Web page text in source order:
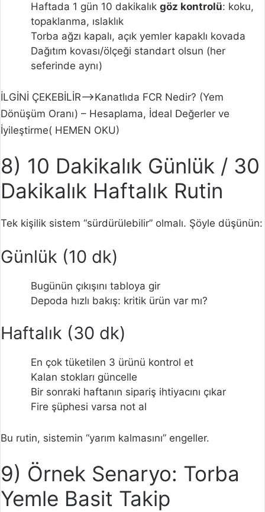
Haftada 1 gün 10 dakikalık göz kontrolü: koku,
topaklanma, ıslaklık
Torba ağzı kapalı, açık yemler kapaklı kovada
Dağıtım kovası/ölçeği standart olsun (her
seferinde aynı)
İLGİNİ ÇEKEBİLİR–>Kanatlıda FCR Nedir? (Yem
Dönüşüm Oranı) – Hesaplama, İdeal Değerler ve
İyileştirme( HEMEN OKU)
8) 10 Dakikalık Günlük / 30
Dakikalık Haftalık Rutin
Tek kişilik sistem “sürdürülebilir” olmalı. Şöyle düşünün:
Günlük (10 dk)
Bugünün çıkışını tabloya gir
Depoda hızlı bakış: kritik ürün var mı?
Haftalık (30 dk)
En çok tüketilen 3 ürünü kontrol et
Kalan stokları güncelle
Bir sonraki haftanın sipariş ihtiyacını çıkar
Fire şüphesi varsa not al
Bu rutin, sistemin “yarım kalmasını” engeller.
9) Örnek Senaryo: Torba
Yemle Basit Takip